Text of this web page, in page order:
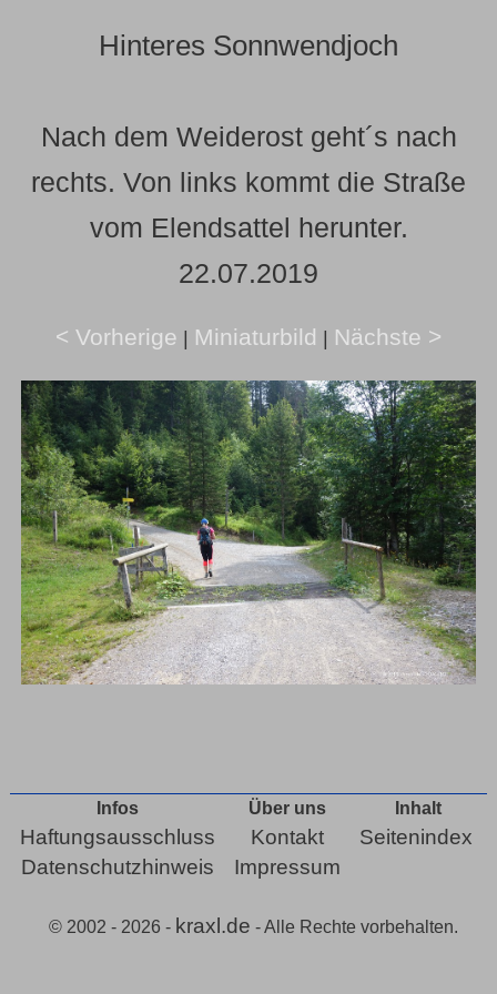
Hinteres Sonnwendjoch
Nach dem Weiderost geht´s nach
rechts. Von links kommt die Straße
vom Elendsattel herunter.
22.07.2019
< Vorherige | Miniaturbild | Nächste >
Infos
Haftungsausschluss
Datenschutzhinweis
Über uns
Kontakt
Impressum
Inhalt
Seitenindex
© 2002 - 2026 - kraxl.de - Alle Rechte vorbehalten.